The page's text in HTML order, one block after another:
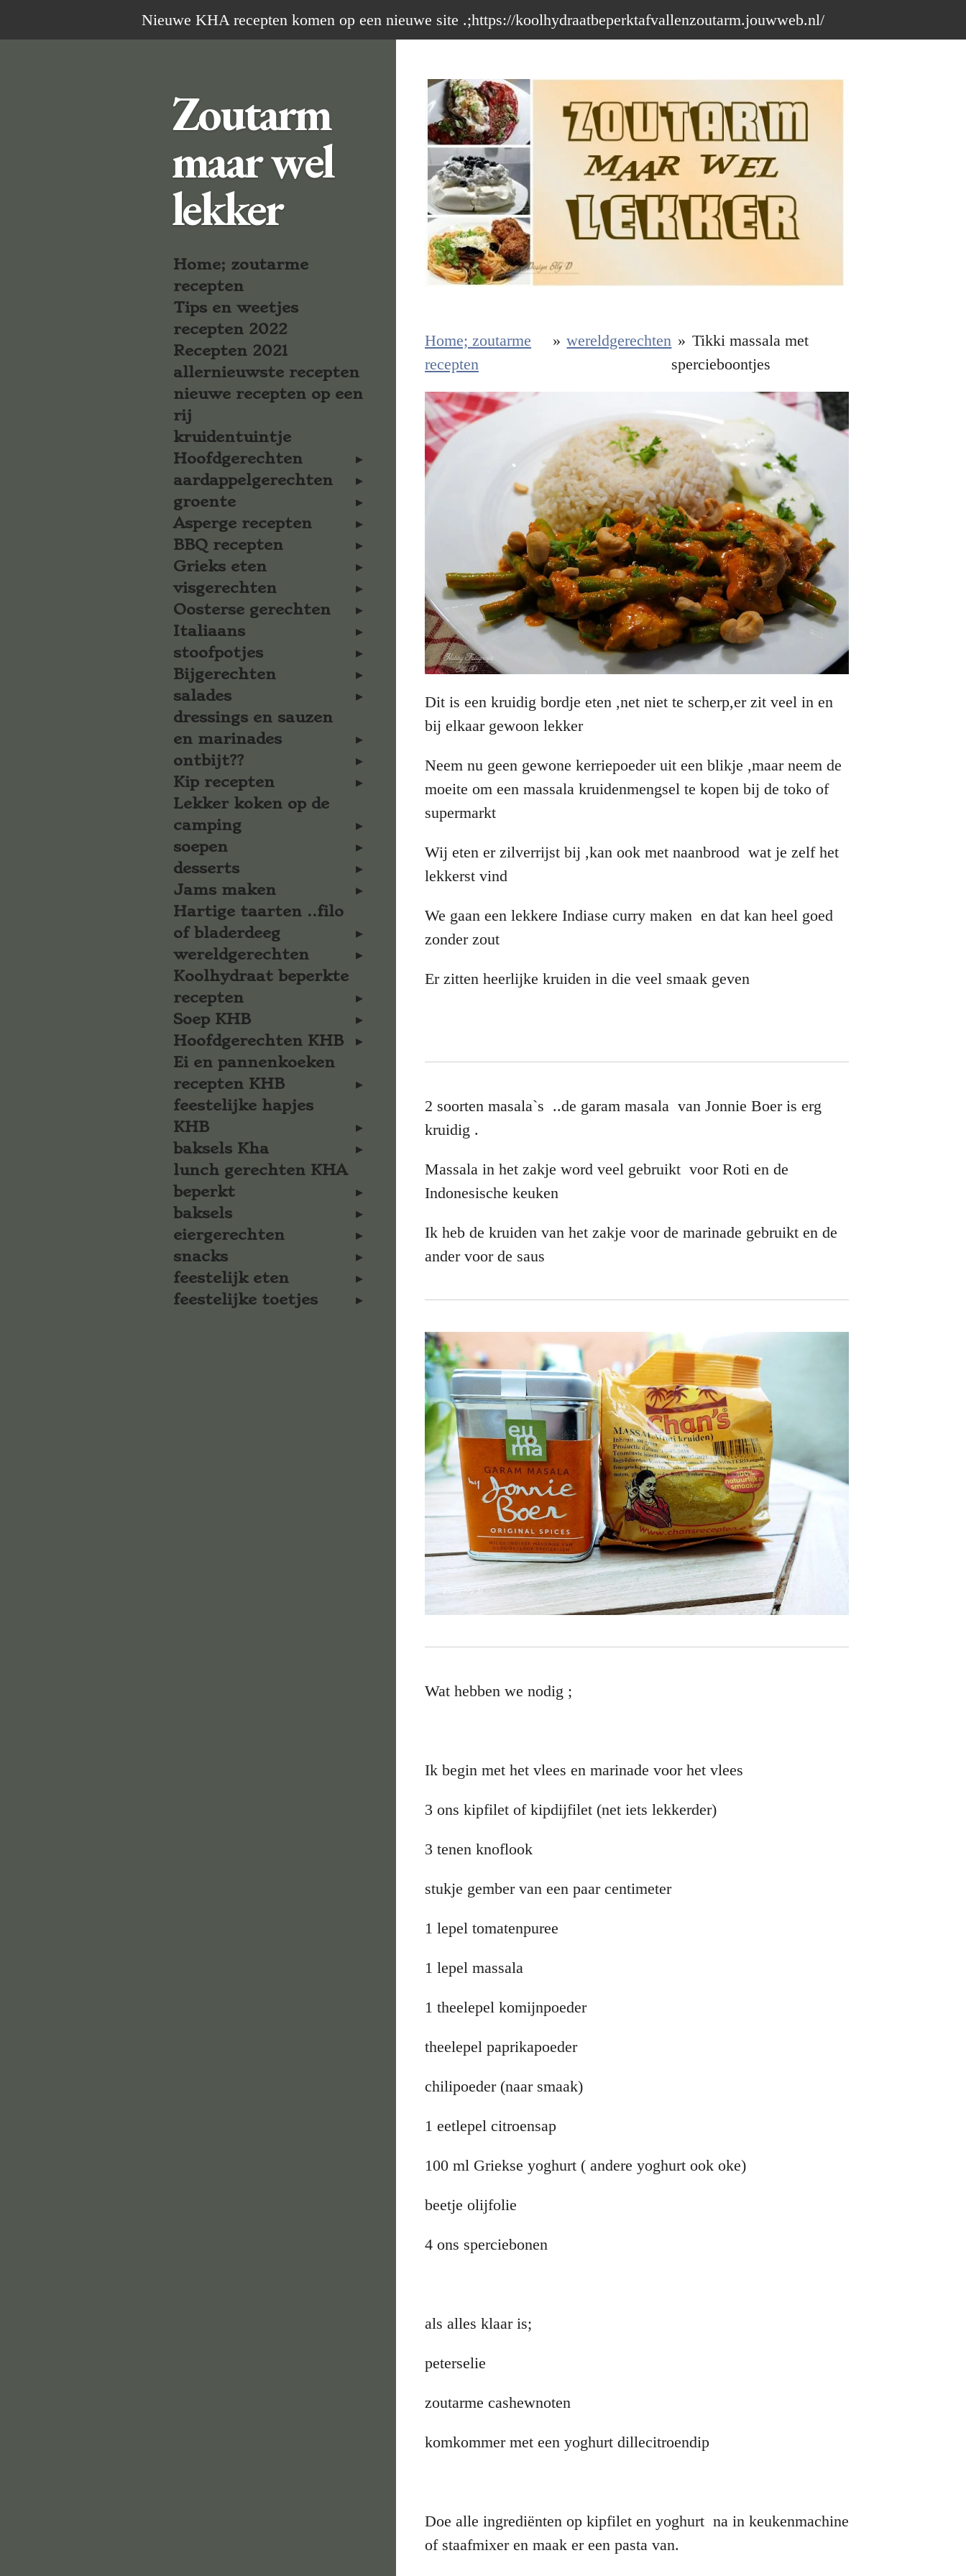
direct
Nieuwe KHA recepten komen op een nieuwe site .;https://koolhydraatbeperktafvallenzoutarm.jouwweb.nl/
Home; zoutarme
recepten
» wereldgerechten » Tikki massala met
spercieboontjes
Dit is een kruidig bordje eten ,net niet te scherp,er zit veel in en
bij elkaar gewoon lekker
Neem nu geen gewone kerriepoeder uit een blikje ,maar neem de
moeite om een massala kruidenmengsel te kopen bij de toko of
supermarkt
Wij eten er zilverrijst bij ,kan ook met naanbrood wat je zelf het
lekkerst vind
We gaan een lekkere Indiase curry maken en dat kan heel goed
zonder zout
Er zitten heerlijke kruiden in die veel smaak geven
2 soorten masala`s ..de garam masala van Jonnie Boer is erg
kruidig .
Massala in het zakje word veel gebruikt voor Roti en de
Indonesische keuken
Ik heb de kruiden van het zakje voor de marinade gebruikt en de
ander voor de saus
Wat hebben we nodig ;
Ik begin met het vlees en marinade voor het vlees
3 ons kipfilet of kipdijfilet (net iets lekkerder)
3 tenen knoflook
stukje gember van een paar centimeter
1 lepel tomatenpuree
1 lepel massala
1 theelepel komijnpoeder
theelepel paprikapoeder
chilipoeder (naar smaak)
1 eetlepel citroensap
100 ml Griekse yoghurt ( andere yoghurt ook oke)
beetje olijfolie
4 ons sperciebonen
als alles klaar is;
peterselie
zoutarme cashewnoten
komkommer met een yoghurt dillecitroendip
Doe alle ingrediënten op kipfilet en yoghurt na in keukenmachine
of staafmixer en maak er een pasta van.
Zoutarm
maar wel
lekker
Home; zoutarme
recepten
Tips en weetjes
recepten 2022
Recepten 2021
allernieuwste recepten
nieuwe recepten op een
rij
kruidentuintje
Hoofdgerechten
aardappelgerechten
groente
Asperge recepten
BBQ recepten
Grieks eten
visgerechten
Oosterse gerechten
Italiaans
stoofpotjes
Bijgerechten
salades
dressings en sauzen
en marinades
ontbijt??
Kip recepten
Lekker koken op de
camping
soepen
desserts
Jams maken
Hartige taarten ..filo
of bladerdeeg
wereldgerechten
Koolhydraat beperkte
recepten
Soep KHB
Hoofdgerechten KHB
Ei en pannenkoeken
recepten KHB
feestelijke hapjes
KHB
baksels Kha
lunch gerechten KHA
beperkt
baksels
eiergerechten
snacks
feestelijk eten
feestelijke toetjes